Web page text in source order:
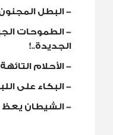
-البطل
-الطموحات
الجديدة..!
-الأحلام
-البكاء على
-الشيطان يعظ